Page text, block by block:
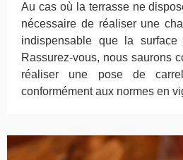
Au cas où la terrasse ne
nécessaire de réaliser une
indispensable que la
Rassurez-vous, nous saurons
réaliser une pose de
conformément aux normes en